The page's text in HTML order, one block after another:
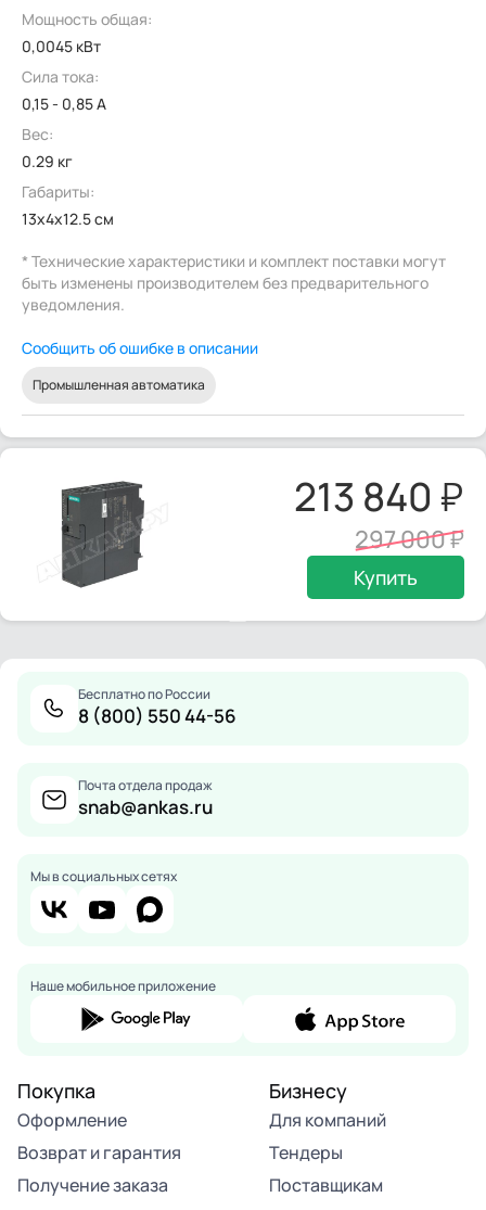
Мощность общая:
0,0045 кВт
Сила тока:
0,15 - 0,85 А
Вес:
0.29 кг
Габариты:
13x4x12.5 см
* Технические характеристики и комплект поставки могут
быть изменены производителем без предварительного
уведомления.
Сообщить об ошибке в описании
Промышленная автоматика
213 840
297 000
Купить
Бесплатно по России
8 (800) 550 44-56
Почта отдела продаж
snab@ankas.ru
Мы в социальных сетях
Наше мобильное приложение
Покупка
Оформление
Возврат и гарантия
Получение заказа
Бизнесу
Для компаний
Тендеры
Поставщикам